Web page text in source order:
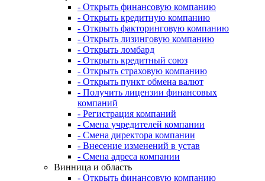
- Открыть финансовую компанию
- Открыть кредитную компанию
- Открыть факторинговую компанию
- Открыть лизинговую компанию
- Открыть ломбард
- Открыть кредитный союз
- Открыть страховую компанию
- Открыть пункт обмена валют
- Получить лицензии финансовых
компаний
- Регистрация компаний
- Смена учредителей компании
- Смена директора компании
- Внесение изменений в устав
- Смена адреса компании
Винница и область
- Открыть финансовую компанию